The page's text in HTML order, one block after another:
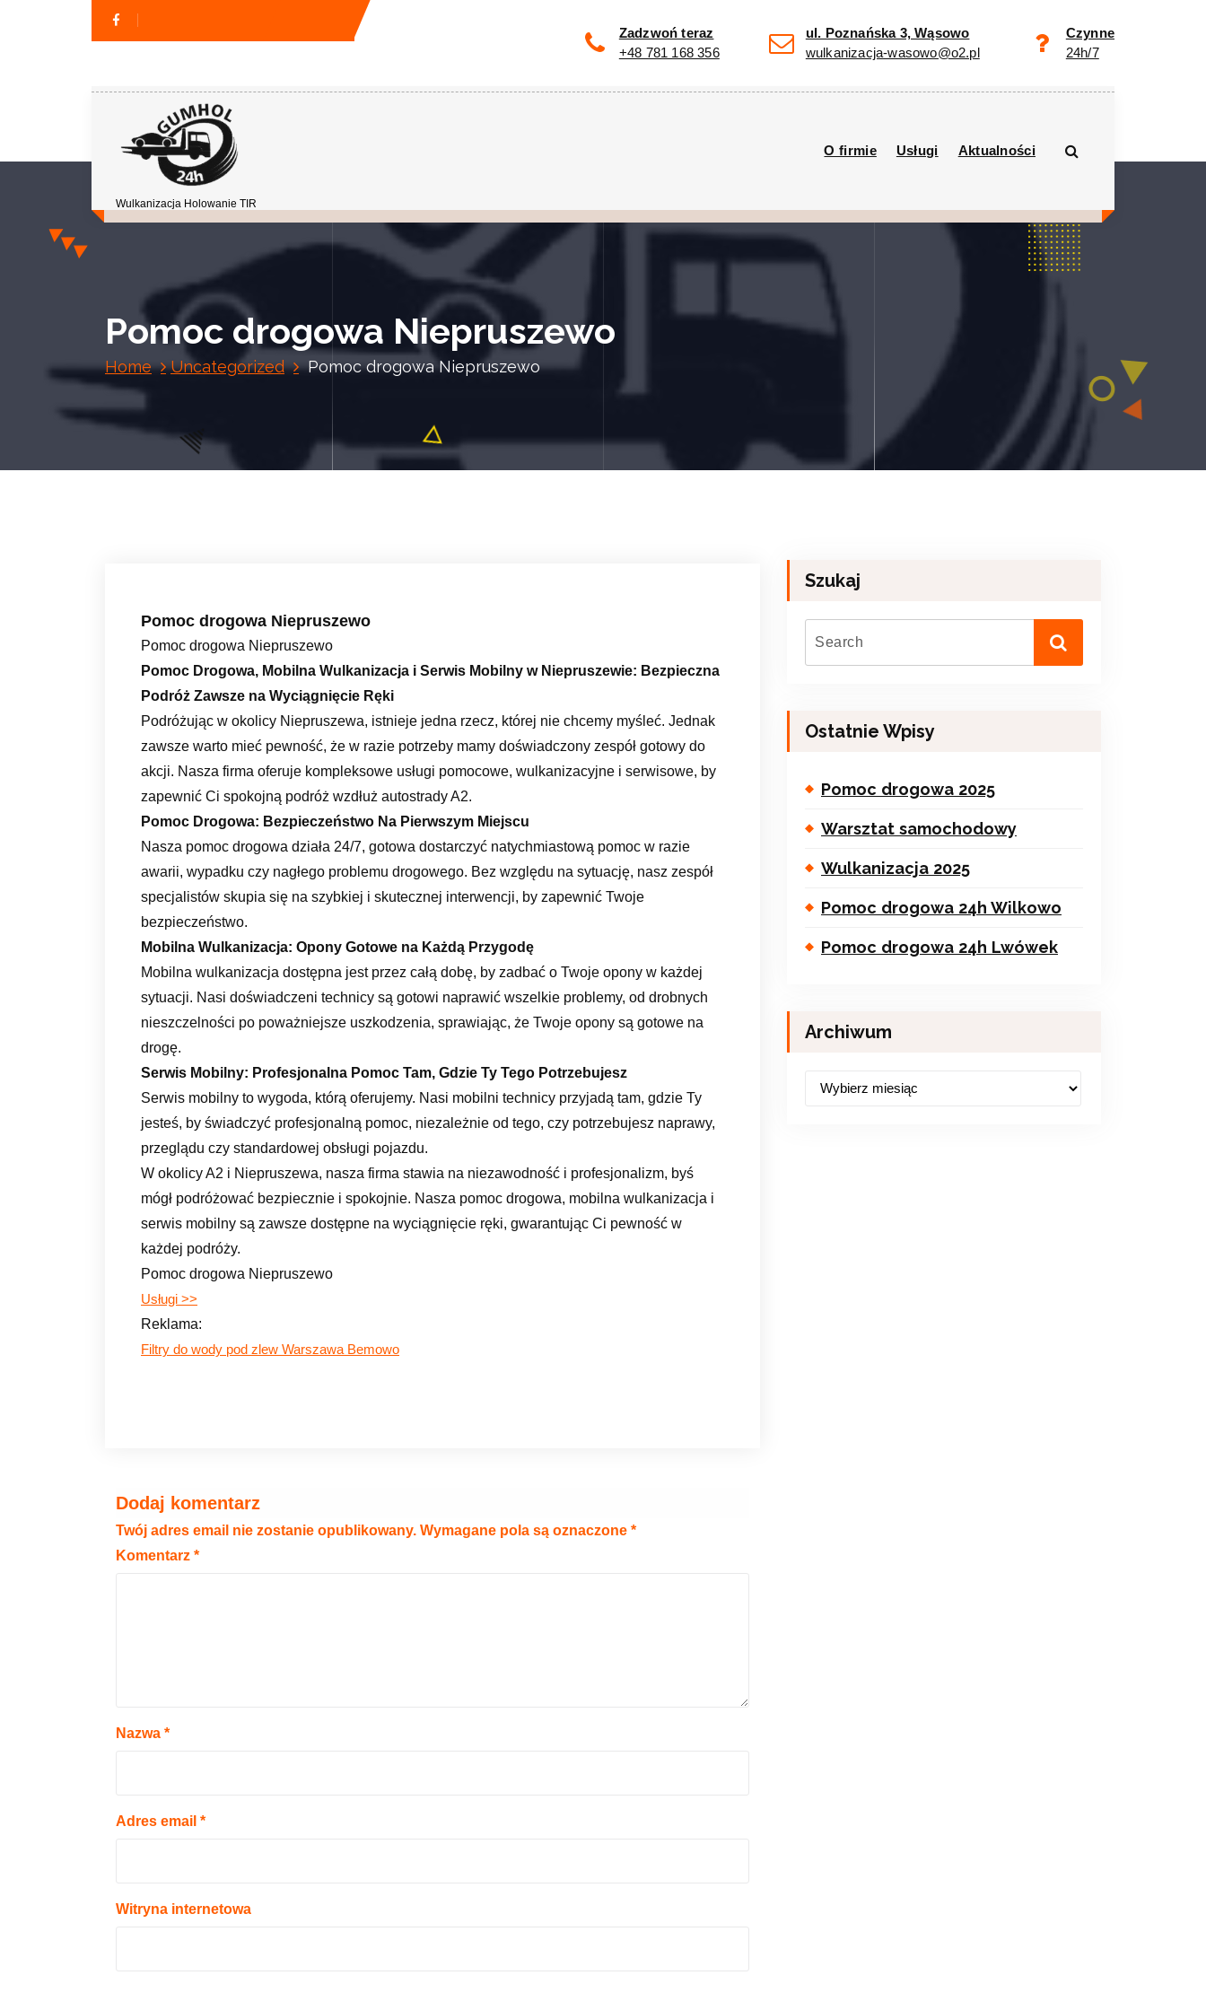
Zadzwoń teraz
+48 781 168 356
ul. Poznańska 3, Wąsowo
wulkanizacja-wasowo@o2.pl
Czynne
24h/7
Wulkanizacja Holowanie TIR
O firmie Usługi Aktualności
Pomoc drogowa Niepruszewo
Home Uncategorized Pomoc drogowa Niepruszewo
Pomoc drogowa Niepruszewo
Pomoc drogowa Niepruszewo
Pomoc Drogowa, Mobilna Wulkanizacja i Serwis Mobilny w Niepruszewie: Bezpieczna
Podróż Zawsze na Wyciągnięcie Ręki
Podróżując w okolicy Niepruszewa, istnieje jedna rzecz, której nie chcemy myśleć. Jednak
zawsze warto mieć pewność, że w razie potrzeby mamy doświadczony zespół gotowy do
akcji. Nasza firma oferuje kompleksowe usługi pomocowe, wulkanizacyjne i serwisowe, by
zapewnić Ci spokojną podróż wzdłuż autostrady A2.
Pomoc Drogowa: Bezpieczeństwo Na Pierwszym Miejscu
Nasza pomoc drogowa działa 24/7, gotowa dostarczyć natychmiastową pomoc w razie
awarii, wypadku czy nagłego problemu drogowego. Bez względu na sytuację, nasz zespół
specjalistów skupia się na szybkiej i skutecznej interwencji, by zapewnić Twoje
bezpieczeństwo.
Mobilna Wulkanizacja: Opony Gotowe na Każdą Przygodę
Mobilna wulkanizacja dostępna jest przez całą dobę, by zadbać o Twoje opony w każdej
sytuacji. Nasi doświadczeni technicy są gotowi naprawić wszelkie problemy, od drobnych
nieszczelności po poważniejsze uszkodzenia, sprawiając, że Twoje opony są gotowe na
drogę.
Serwis Mobilny: Profesjonalna Pomoc Tam, Gdzie Ty Tego Potrzebujesz
Serwis mobilny to wygoda, którą oferujemy. Nasi mobilni technicy przyjadą tam, gdzie Ty
jesteś, by świadczyć profesjonalną pomoc, niezależnie od tego, czy potrzebujesz naprawy,
przeglądu czy standardowej obsługi pojazdu.
W okolicy A2 i Niepruszewa, nasza firma stawia na niezawodność i profesjonalizm, byś
mógł podróżować bezpiecznie i spokojnie. Nasza pomoc drogowa, mobilna wulkanizacja i
serwis mobilny są zawsze dostępne na wyciągnięcie ręki, gwarantując Ci pewność w
każdej podróży.
Pomoc drogowa Niepruszewo
Usługi >>
Reklama:
Filtry do wody pod zlew Warszawa Bemowo
Dodaj komentarz
Twój adres email nie zostanie opublikowany. Wymagane pola są oznaczone *
Komentarz *
Nazwa *
Adres email *
Witryna internetowa
Szukaj
Ostatnie Wpisy
Pomoc drogowa 2025
Warsztat samochodowy
Wulkanizacja 2025
Pomoc drogowa 24h Wilkowo
Pomoc drogowa 24h Lwówek
Archiwum